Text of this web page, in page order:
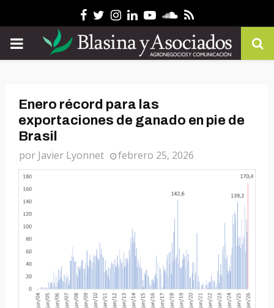
Facebook
Twitter
Instagram
Linkedin
YoutubeSoundcloud
Rss
PRIMARY
Enero récord para las
exportaciones de ganado en pie de
Brasil
por Javier Lyonnet febrero 25, 2026